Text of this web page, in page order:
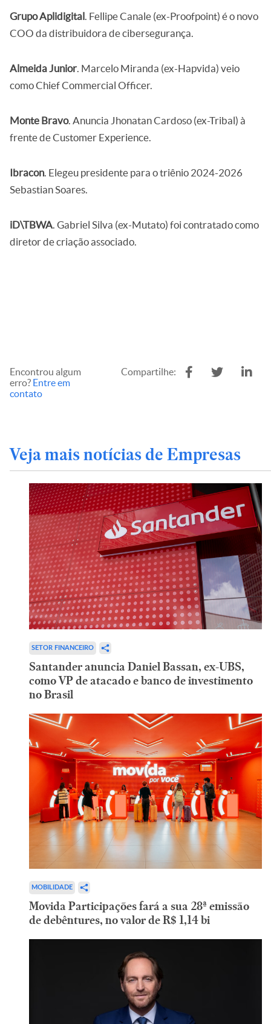
Grupo Aplidigital. Fellipe Canale (ex-Proofpoint) é o novo
COO da distribuidora de cibersegurança.
Almeida Junior. Marcelo Miranda (ex-Hapvida) veio
como Chief Commercial Officer.
Monte Bravo. Anuncia Jhonatan Cardoso (ex-Tribal) à
frente de Customer Experience.
Ibracon. Elegeu presidente para o triênio 2024-2026
Sebastian Soares.
iD\TBWA. Gabriel Silva (ex-Mutato) foi contratado como
diretor de criação associado.
Encontrou algum
erro? Entre em
contato
Compartilhe:
Veja mais notícias de Empresas
SETOR FINANCEIRO
Santander anuncia Daniel Bassan, ex-UBS,
como VP de atacado e banco de investimento
no Brasil
MOBILIDADE
Movida Participações fará a sua 28ª emissão
de debêntures, no valor de R$ 1,14 bi